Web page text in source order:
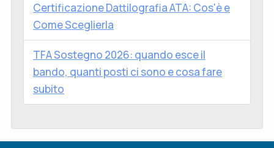
Certificazione Dattilografia ATA: Cos'è e
Come Sceglierla
TFA Sostegno 2026: quando esce il
bando, quanti posti ci sono e cosa fare
subito